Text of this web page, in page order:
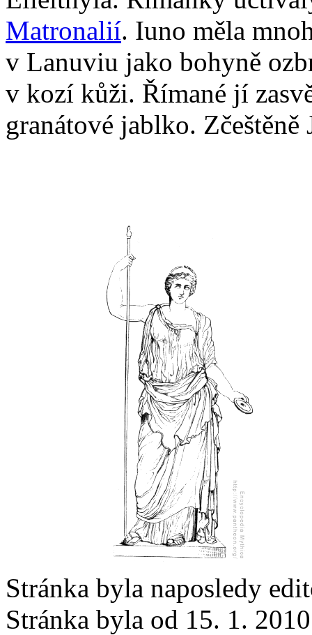
Matronalií. Iuno měla
v Lanuviu jako bohyně
v kozí kůži. Římané jí
granátové jablko. Zčeštěně
Stránka byla naposledy
Stránka byla od 15. 1.